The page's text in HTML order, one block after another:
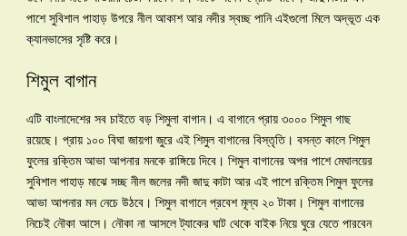
পাশে সুবিশাল পাহাড় উপরে নীল আকাশ আর নদীর স্বচ্ছ পানি এইগুলো মিলে অদ্ভূত এক
ক্যানভাসের সৃষ্টি করে।
শিমুল বাগান
এটি বাংলাদেশের সব চাইতে বড় শিমুলা বাগান। এ বাগানে প্রায় ৩০০০ শিমুল গাছ
রয়েছে। প্রায় ১০০ বিঘা জায়গা জুরে এই শিমুল বাগানের বিস্তৃতি। বসন্ত কালে শিমুল
ফুলের রক্তিম আভা আপনার মনকে রাঙ্গিয়ে দিবে। শিমুল বাগানের অপর পাশে মেঘালয়ের
সুবিশাল পাহাড় মাঝে সচ্ছ নীল জলের নদী জাদু কাটা আর এই পাশে রক্তিম শিমুল ফুলের
আভা আপনার মন নেচে উঠবে। শিমুল বাগানে প্রবেশ মূল্য ২০ টাকা। শিমুল বাগানের
নিচেই নৌকা আসে। নৌকা না আসলে ট্যাকের ঘাট থেকে বাইক নিয়ে ঘুরে যেতে পারবেন